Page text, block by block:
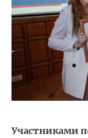
Участниками